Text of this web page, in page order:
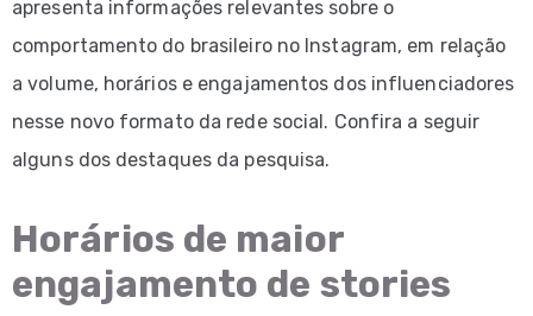
apresenta informações relevantes sobre o
comportamento do brasileiro no Instagram, em relação
a volume, horários e engajamentos dos influenciadores
nesse novo formato da rede social. Confira a seguir
alguns dos destaques da pesquisa.
Horários de maior
engajamento de stories